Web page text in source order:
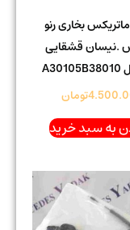
بخاری رنو
قشقایی
تومان
سبد خرید